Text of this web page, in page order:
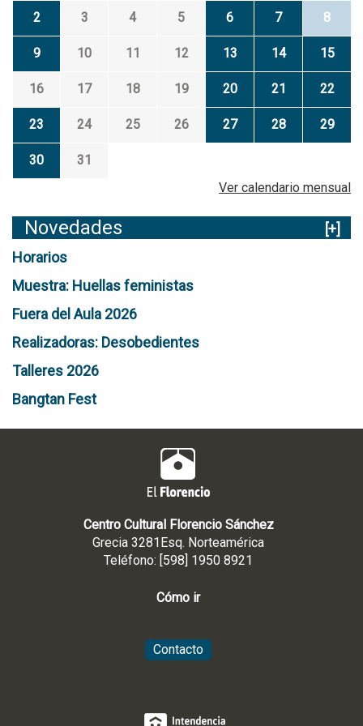
2 3 4 5 6 7 8
9 10 11 12 13 14 15
16 17 18 19 20 21 22
23 24 25 26 27 28 29
30
31
Ver calendario mensual
Novedades
[+]
Horarios
Muestra: Huellas feministas
Fuera del Aula 2026
Realizadoras: Desobedientes
Talleres 2026
Bangtan Fest
Centro Cultural Florencio Sánchez
Grecia 3281Esq. Norteamérica
Teléfono: [598] 1950 8921
Cómo ir
Contacto